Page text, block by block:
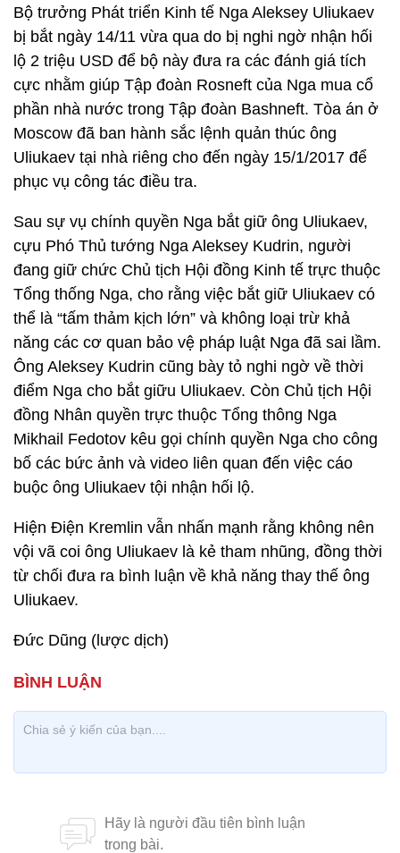
Bộ trưởng Phát triển Kinh tế Nga Aleksey Uliukaev
bị bắt ngày 14/11 vừa qua do bị nghi ngờ nhận hối
lộ 2 triệu USD để bộ này đưa ra các đánh giá tích
cực nhằm giúp Tập đoàn Rosneft của Nga mua cổ
phần nhà nước trong Tập đoàn Bashneft. Tòa án ở
Moscow đã ban hành sắc lệnh quản thúc ông
Uliukaev tại nhà riêng cho đến ngày 15/1/2017 để
phục vụ công tác điều tra.
Sau sự vụ chính quyền Nga bắt giữ ông Uliukaev,
cựu Phó Thủ tướng Nga Aleksey Kudrin, người
đang giữ chức Chủ tịch Hội đồng Kinh tế trực thuộc
Tổng thống Nga, cho rằng việc bắt giữ Uliukaev có
thể là “tấm thảm kịch lớn” và không loại trừ khả
năng các cơ quan bảo vệ pháp luật Nga đã sai lầm.
Ông Aleksey Kudrin cũng bày tỏ nghi ngờ về thời
điểm Nga cho bắt giữu Uliukaev. Còn Chủ tịch Hội
đồng Nhân quyền trực thuộc Tổng thông Nga
Mikhail Fedotov kêu gọi chính quyền Nga cho công
bố các bức ảnh và video liên quan đến việc cáo
buộc ông Uliukaev tội nhận hối lộ.
Hiện Điện Kremlin vẫn nhấn mạnh rằng không nên
vội vã coi ông Uliukaev là kẻ tham nhũng, đồng thời
từ chối đưa ra bình luận về khả năng thay thế ông
Uliukaev.
Đức Dũng (lược dịch)